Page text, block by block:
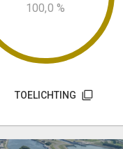
100,0 %
TOELICHTING